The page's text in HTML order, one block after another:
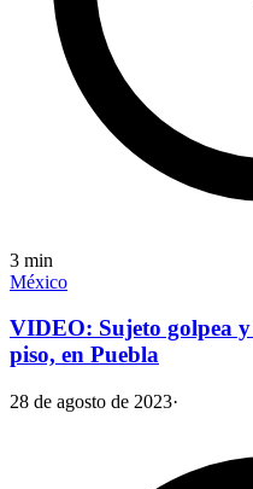
3 min
México
VIDEO: Sujeto golpea
piso, en Puebla
28 de agosto de 2023·